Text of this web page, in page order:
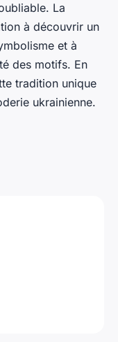
La
à découvrir un
et à
des motifs. En
tradition unique
ukrainienne.